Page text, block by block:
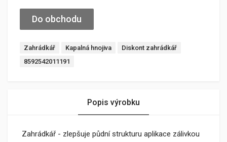
Do obchodu
Zahrádkář Kapalná hnojiva
Diskont zahrádkář
8592542011191
Popis výrobku
Zahrádkář - zlepšuje půdní strukturu aplikace zálivkou